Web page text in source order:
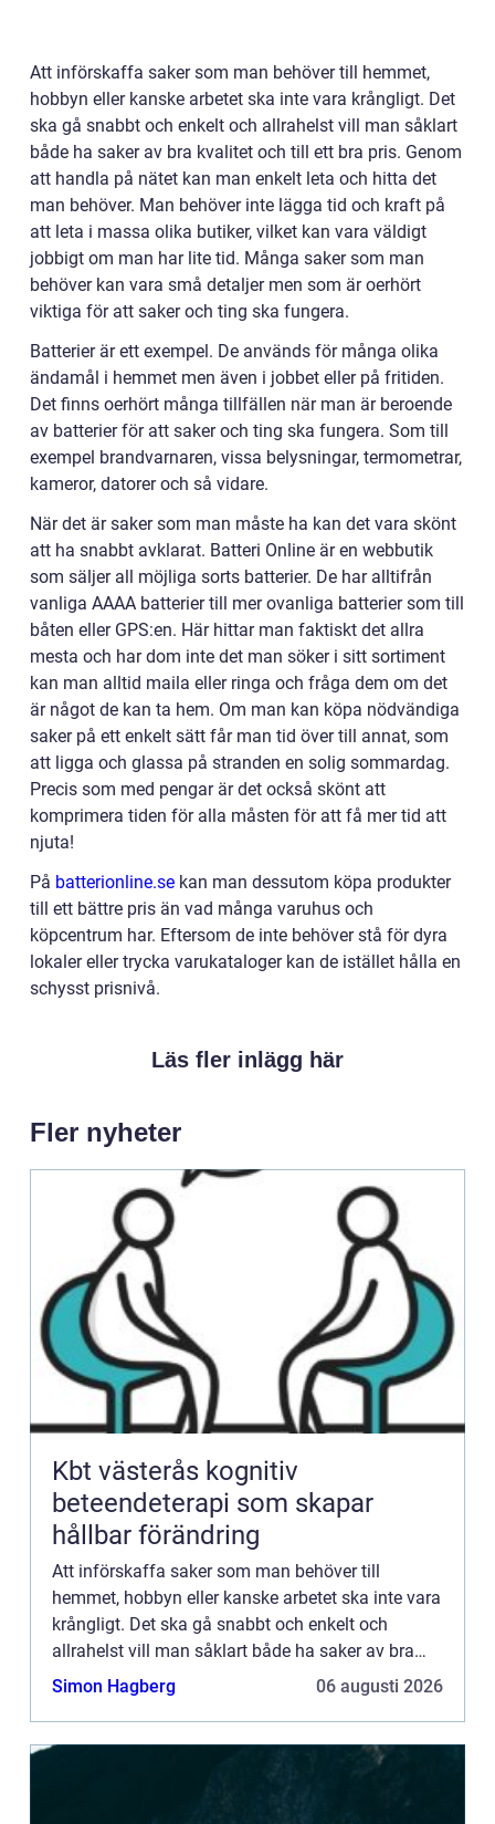
Att införskaffa saker som man behöver till hemmet,
hobbyn eller kanske arbetet ska inte vara krångligt. Det
ska gå snabbt och enkelt och allrahelst vill man såklart
både ha saker av bra kvalitet och till ett bra pris. Genom
att handla på nätet kan man enkelt leta och hitta det
man behöver. Man behöver inte lägga tid och kraft på
att leta i massa olika butiker, vilket kan vara väldigt
jobbigt om man har lite tid. Många saker som man
behöver kan vara små detaljer men som är oerhört
viktiga för att saker och ting ska fungera.
Batterier är ett exempel. De används för många olika
ändamål i hemmet men även i jobbet eller på fritiden.
Det finns oerhört många tillfällen när man är beroende
av batterier för att saker och ting ska fungera. Som till
exempel brandvarnaren, vissa belysningar, termometrar,
kameror, datorer och så vidare.
När det är saker som man måste ha kan det vara skönt
att ha snabbt avklarat. Batteri Online är en webbutik
som säljer all möjliga sorts batterier. De har alltifrån
vanliga AAAA batterier till mer ovanliga batterier som till
båten eller GPS:en. Här hittar man faktiskt det allra
mesta och har dom inte det man söker i sitt sortiment
kan man alltid maila eller ringa och fråga dem om det
är något de kan ta hem. Om man kan köpa nödvändiga
saker på ett enkelt sätt får man tid över till annat, som
att ligga och glassa på stranden en solig sommardag.
Precis som med pengar är det också skönt att
komprimera tiden för alla måsten för att få mer tid att
njuta!
På batterionline.se kan man dessutom köpa produkter
till ett bättre pris än vad många varuhus och
köpcentrum har. Eftersom de inte behöver stå för dyra
lokaler eller trycka varukataloger kan de istället hålla en
schysst prisnivå.
Läs fler inlägg här
Fler nyheter
Kbt västerås kognitiv
beteendeterapi som skapar
hållbar förändring
Att införskaffa saker som man behöver till
hemmet, hobbyn eller kanske arbetet ska inte vara
krångligt. Det ska gå snabbt och enkelt och
allrahelst vill man såklart både ha saker av bra
kvalitet och till ett bra pri...
Simon Hagberg 06 augusti 2026